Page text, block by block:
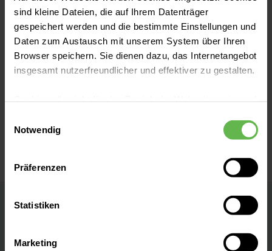
sind kleine Dateien, die auf Ihrem Datenträger
gespeichert werden und die bestimmte Einstellungen und
Daten zum Austausch mit unserem System über Ihren
Browser speichern. Sie dienen dazu, das Internetangebot
insgesamt nutzerfreundlicher und effektiver zu gestalten.
eingesetzt werden.
Es steht Ihnen frei, unsere Seite mit nur den notwendigen
Cookies zu benutzen, eine individuelle Auswahl
oder durch Auswahl von „Alle Cookies akzeptieren“ in die
widerrufen.
Notwendig
Präferenzen
Statistiken
Marketing
Unfall- und Handchirurgie
Maximalversorger und universitärer